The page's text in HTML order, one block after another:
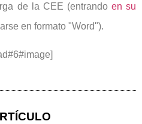
de la CEE (entrando en su
en formato "Word").